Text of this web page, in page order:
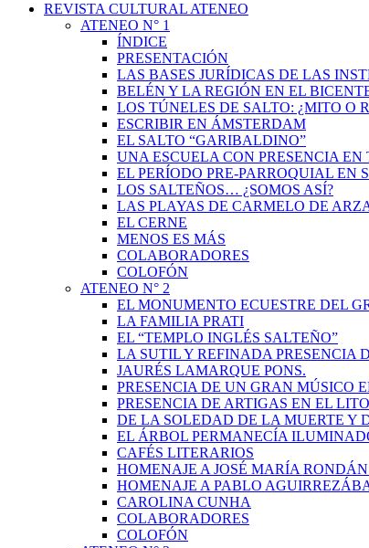
REVISTA CULTURAL ATENEO
ATENEO N° 1
ÍNDICE
PRESENTACIÓN
LAS BASES JURÍDICAS DE LAS
BELÉN Y LA REGIÓN EN EL
LOS TÚNELES DE SALTO: ¿MITO O
ESCRIBIR EN ÁMSTERDAM
EL SALTO “GARIBALDINO”
UNA ESCUELA CON PRESENCIA EN
EL PERÍODO PRE-PARROQUIAL EN
LOS SALTEÑOS… ¿SOMOS ASÍ?
LAS PLAYAS DE CARMELO DE
EL CERNE
MENOS ES MÁS
COLABORADORES
COLOFÓN
ATENEO N° 2
EL MONUMENTO ECUESTRE DEL
LA FAMILIA PRATI
EL “TEMPLO INGLÉS SALTEÑO”
LA SUTIL Y REFINADA PRESENCIA
JAURÉS LAMARQUE PONS.
PRESENCIA DE UN GRAN MÚSICO
PRESENCIA DE ARTIGAS EN EL
DE LA SOLEDAD DE LA MUERTE Y
EL ÁRBOL PERMANECÍA
CAFÉS LITERARIOS
HOMENAJE A JOSÉ MARÍA
HOMENAJE A PABLO
CAROLINA CUNHA
COLABORADORES
COLOFÓN